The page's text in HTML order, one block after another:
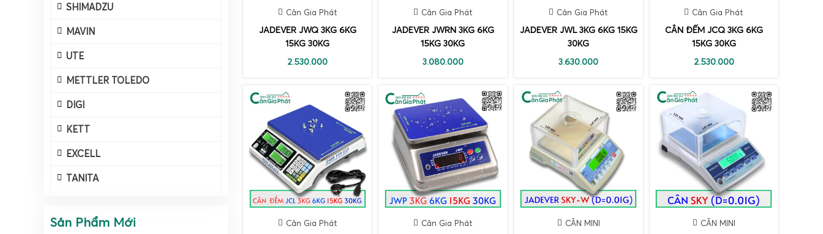
SHIMADZU
MAVIN
UTE
METTLER TOLEDO
DIGI
KETT
EXCELL
TANITA
Sản Phẩm Mới
Cân Gia Phát
JADEVER JWQ 3KG 6KG
15KG 30KG
2.530.000
Cân Gia Phát
JADEVER JWRN 3KG 6KG
15KG 30KG
3.080.000
Cân Gia Phát
JADEVER JWL 3KG 6KG 15KG
30KG
3.630.000
Cân Gia Phát
CÂN ĐẾM JCQ 3KG 6KG
15KG 30KG
2.530.000
Cân Gia Phát Cân Gia Phát CÂN MINI CÂN MINI